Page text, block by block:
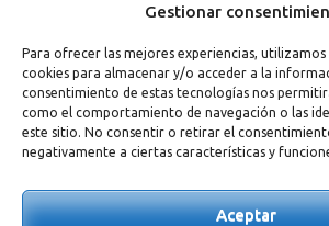
Gestionar
Para ofrecer las mejores experiencias,
cookies para almacenar y/o acceder a la
consentimiento de estas tecnologías nos
como el comportamiento de navegación o las
este sitio. No consentir o retirar el
negativamente a ciertas características y
Aceptar
DISEÑADO PORALBA CIORDIA|